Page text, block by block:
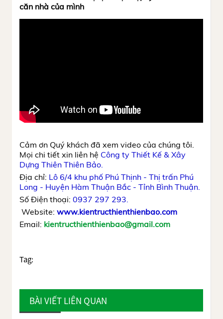
căn nhà của mình
Cảm ơn Quý khách đã xem video của chúng tôi.
Mọi chi tiết xin liên hệ Công ty Thiết Kế & Xây
Dựng Thiên Thiên Bảo.
Địa chỉ: Lô 6/4 khu phố Phú Thịnh - Thị trấn Phú
Long - Huyện Hàm Thuận Bắc - Tỉnh Bình Thuận.
Số Điện thoại: 0937 297 293.
Website: www.kientructhienthienbao.com
Email: kientructhienthienbao@gmail.com
Tag:
BÀI VIẾT LIÊN QUAN